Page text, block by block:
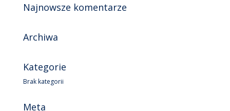
Najnowsze komentarze
Archiwa
Kategorie
Brak kategorii
Meta